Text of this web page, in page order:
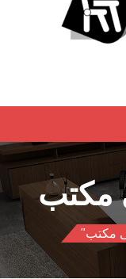
مكتب